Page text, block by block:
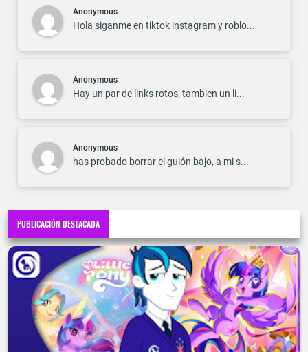
Anonymous
Hola siganme en tiktok instagram y roblo...
Anonymous
Hay un par de links rotos, tambien un li...
Anonymous
has probado borrar el guión bajo, a mi s...
PUBLICACIÓN DESTACADA